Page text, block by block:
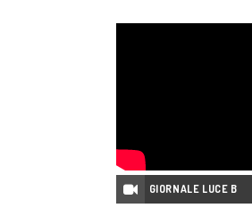
GIORNALE LUCE B